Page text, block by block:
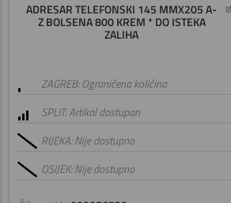
ADRESAR TELEFONSKI 145 MMX205 A-
Z BOLSENA 800 KREM * DO ISTEKA
ZALIHA
ZAGREB: Ograničena količina
SPLIT: Artikal dostupan
RIJEKA: Nije dostupno
OSIJEK: Nije dostupno